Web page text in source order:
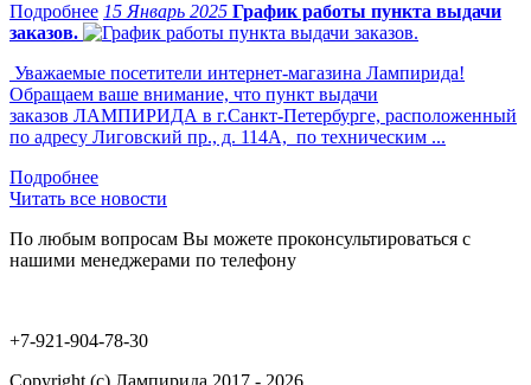
15 Январь 2025 График работы пункта выдачи
заказов.
Уважаемые посетители интернет-магазина Лампирида!
Обращаем ваше внимание, что пункт выдачи
заказов ЛАМПИРИДА в г.Санкт-Петербурге, расположенный
по адресу Лиговский пр., д. 114А, по техническим ...
Читать все новости
По любым вопросам Вы можете проконсультироваться с
нашими менеджерами по телефону
+7-921-904-78-30